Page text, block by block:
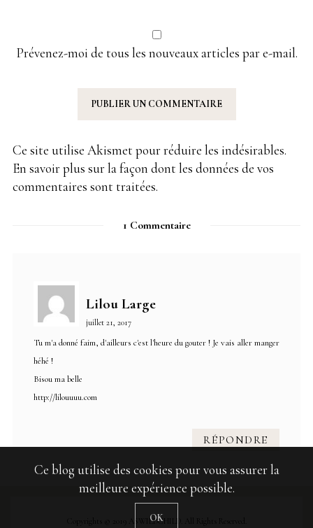
Prévenez-moi de tous les nouveaux articles par e-mail.
Ce site utilise Akismet pour réduire les indésirables.
En savoir plus sur la façon dont les données de vos
commentaires sont traitées.
1 Commentaire
Lilou Large
juillet 21, 2017
Tu m'a donné faim, d'ailleurs c'est l'heure du gouter ! Je vais aller manger
héhé !
Bisou ma belle
http://lilouuuu.com
RÉPONDRE
Copyrights © 2019 ASWILDCHILD. All Rights Reserved.
Ce blog utilise des cookies pour vous assurer la
meilleure expérience possible.
OK